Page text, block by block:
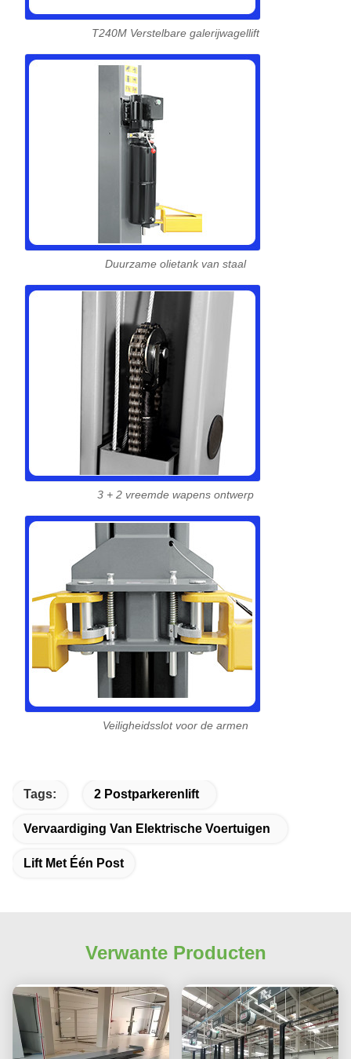
T240M Verstelbare galerijwagellift
Duurzame olietank van staal
3 + 2 vreemde wapens ontwerp
Veiligheidsslot voor de armen
Tags: 2 Postparkerenlift
Vervaardiging Van Elektrische Voertuigen
Lift Met Één Post
Verwante Producten